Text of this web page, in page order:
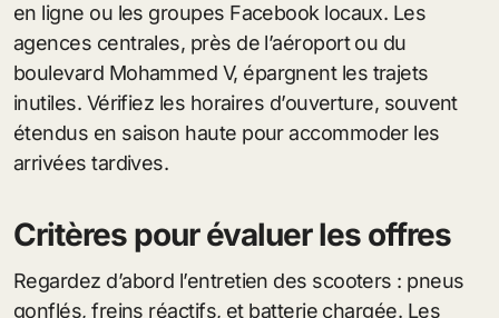
en ligne ou les groupes Facebook locaux. Les
agences centrales, près de l’aéroport ou du
boulevard Mohammed V, épargnent les trajets
inutiles. Vérifiez les horaires d’ouverture, souvent
étendus en saison haute pour accommoder les
arrivées tardives.
Critères pour évaluer les offres
Regardez d’abord l’entretien des scooters : pneus
gonflés, freins réactifs, et batterie chargée. Les